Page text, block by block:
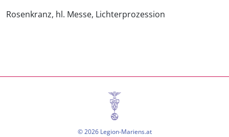
Rosenkranz, hl. Messe, Lichterprozession
© 2026 Legion-Mariens.at